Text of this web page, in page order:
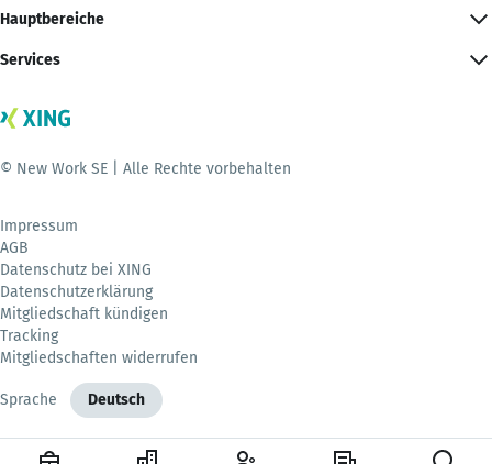
Hauptbereiche
Services
© New Work SE | Alle Rechte vorbehalten
Impressum
AGB
Datenschutz bei XING
Datenschutzerklärung
Mitgliedschaft kündigen
Tracking
Mitgliedschaften widerrufen
Sprache Deutsch